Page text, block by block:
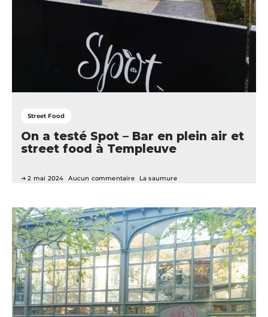
Street Food
On a testé Spot – Bar en plein air et
street food à Templeuve
2 mai 2024 Aucun commentaire La saumure